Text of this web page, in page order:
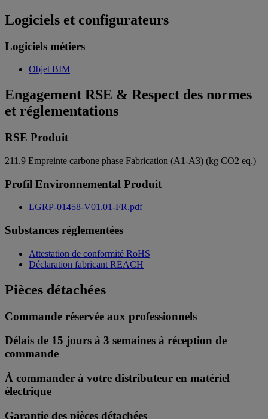
Logiciels et configurateurs
Logiciels métiers
Objet BIM
Engagement RSE & Respect des normes
et réglementations
RSE Produit
211.9 Empreinte carbone phase Fabrication (A1-A3) (kg CO2 eq.)
Profil Environnemental Produit
LGRP-01458-V01.01-FR.pdf
Substances réglementées
Attestation de conformité RoHS
Déclaration fabricant REACH
Pièces détachées
Commande réservée aux professionnels
Délais de 15 jours à 3 semaines à réception de
commande
À commander à votre distributeur en matériel
électrique
Garantie des pièces détachées